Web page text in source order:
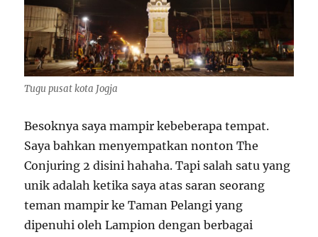
Tugu pusat kota Jogja
Besoknya saya mampir kebeberapa tempat.
Saya bahkan menyempatkan nonton The
Conjuring 2 disini hahaha. Tapi salah satu yang
unik adalah ketika saya atas saran seorang
teman mampir ke Taman Pelangi yang
dipenuhi oleh Lampion dengan berbagai